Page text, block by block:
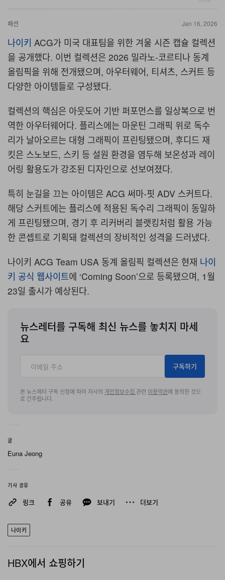
패션 Jan 16, 2026
나이키 ACG가 미국 대표팀을 위한 겨울 시즌 캡슐 컬렉션
을 공개했다. 이번 컬렉션은 2026 밀라노-코르티나 동계
올림픽을 위해 전개됐으며, 아우터웨어, 티셔츠, 스커트 등
다양한 아이템들로 구성됐다.
컬렉션의 핵심은 아웃도어 기반 퍼포먼스를 일상복으로 번
역한 아우터웨어다. 플리스에는 마운틴 그래픽 위로 독수
리가 날아오르는 대형 그래픽이 프린팅됐으며, 후디드 재
킷은 스노보드, 스키 등 설원 환경을 염두해 보온성과 레이
어링 활용도가 강조된 디자인으로 선보여졌다.
특히 눈길을 끄는 아이템은 ACG 써마-핏 ADV 스커트다.
해당 스커트에는 플리스에 적용된 독수리 그래픽이 동일하
게 프린팅됐으며, 경기 후 리커버리 블랫킹처럼 활용 가능
한 콘셉트로 기획돼 컬렉션의 장비적인 성격을 드러냈다.
나이키 ACG Team USA 동계 올림픽 컬렉션은 현재 나이
키 공식 웹사이트에 ‘Coming Soon’으로 등록됐으며, 1 월
23일 출시가 예상된다.
뉴스레터를 구독해 최신 뉴스를 놓치지 마세
요
구독하기
본 뉴스레터 구독 신청에 따라 자사의 개인정보수집 관련 이용약관에 동의한 것으
로 간주됩니다.
글
Euna Jeong
기사 공유
링크 공유 보내기 더보기
나이키
HBX에서 쇼핑하기